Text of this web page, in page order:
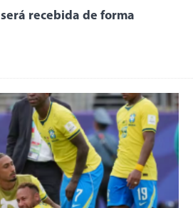
recebida de forma